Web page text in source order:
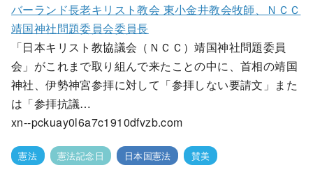
バーランド長老キリスト教会 東小金井教会牧師、ＮＣＣ
靖国神社問題委員会委員長
「日本キリスト教協議会（ＮＣＣ）靖国神社問題委員
会」がこれまで取り組んで来たことの中に、首相の靖国
神社、伊勢神宮参拝に対して「参拝しない要請文」また
は「参拝抗議…
xn--pckuay0l6a7c1910dfvzb.com
憲法 憲法記念日 日本国憲法 賛美